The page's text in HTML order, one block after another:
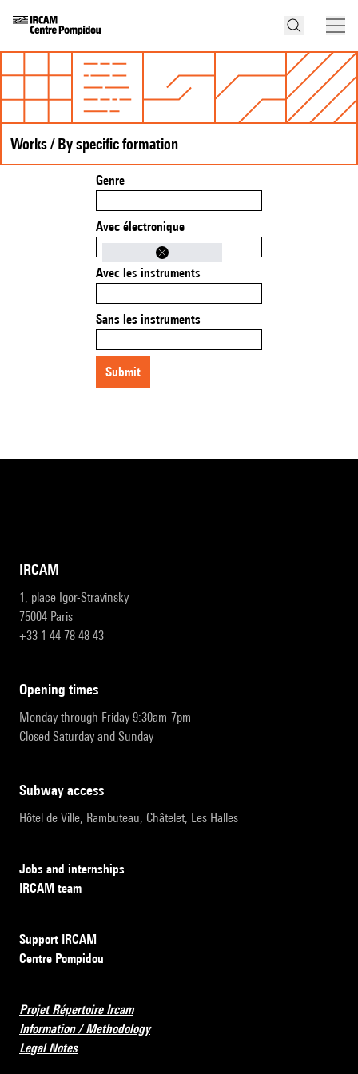
Works / By specific formation
Genre
Avec électronique
Avec les instruments
Sans les instruments
submit
IRCAM
1, place Igor-Stravinsky
75004 Paris
+33 1 44 78 48 43
opening times
Monday through Friday 9:30am-7pm
Closed Saturday and Sunday
subway access
Hôtel de Ville, Rambuteau, Châtelet, Les Halles
Jobs and internships
IRCAM team
Support IRCAM
Centre Pompidou
Projet Répertoire Ircam
Information / Methodology
Legal Notes